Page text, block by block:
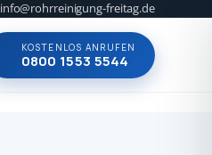
info@rohrreinigung-freitag.de
KOSTENLOS ANRUFEN
0800 1553 5544